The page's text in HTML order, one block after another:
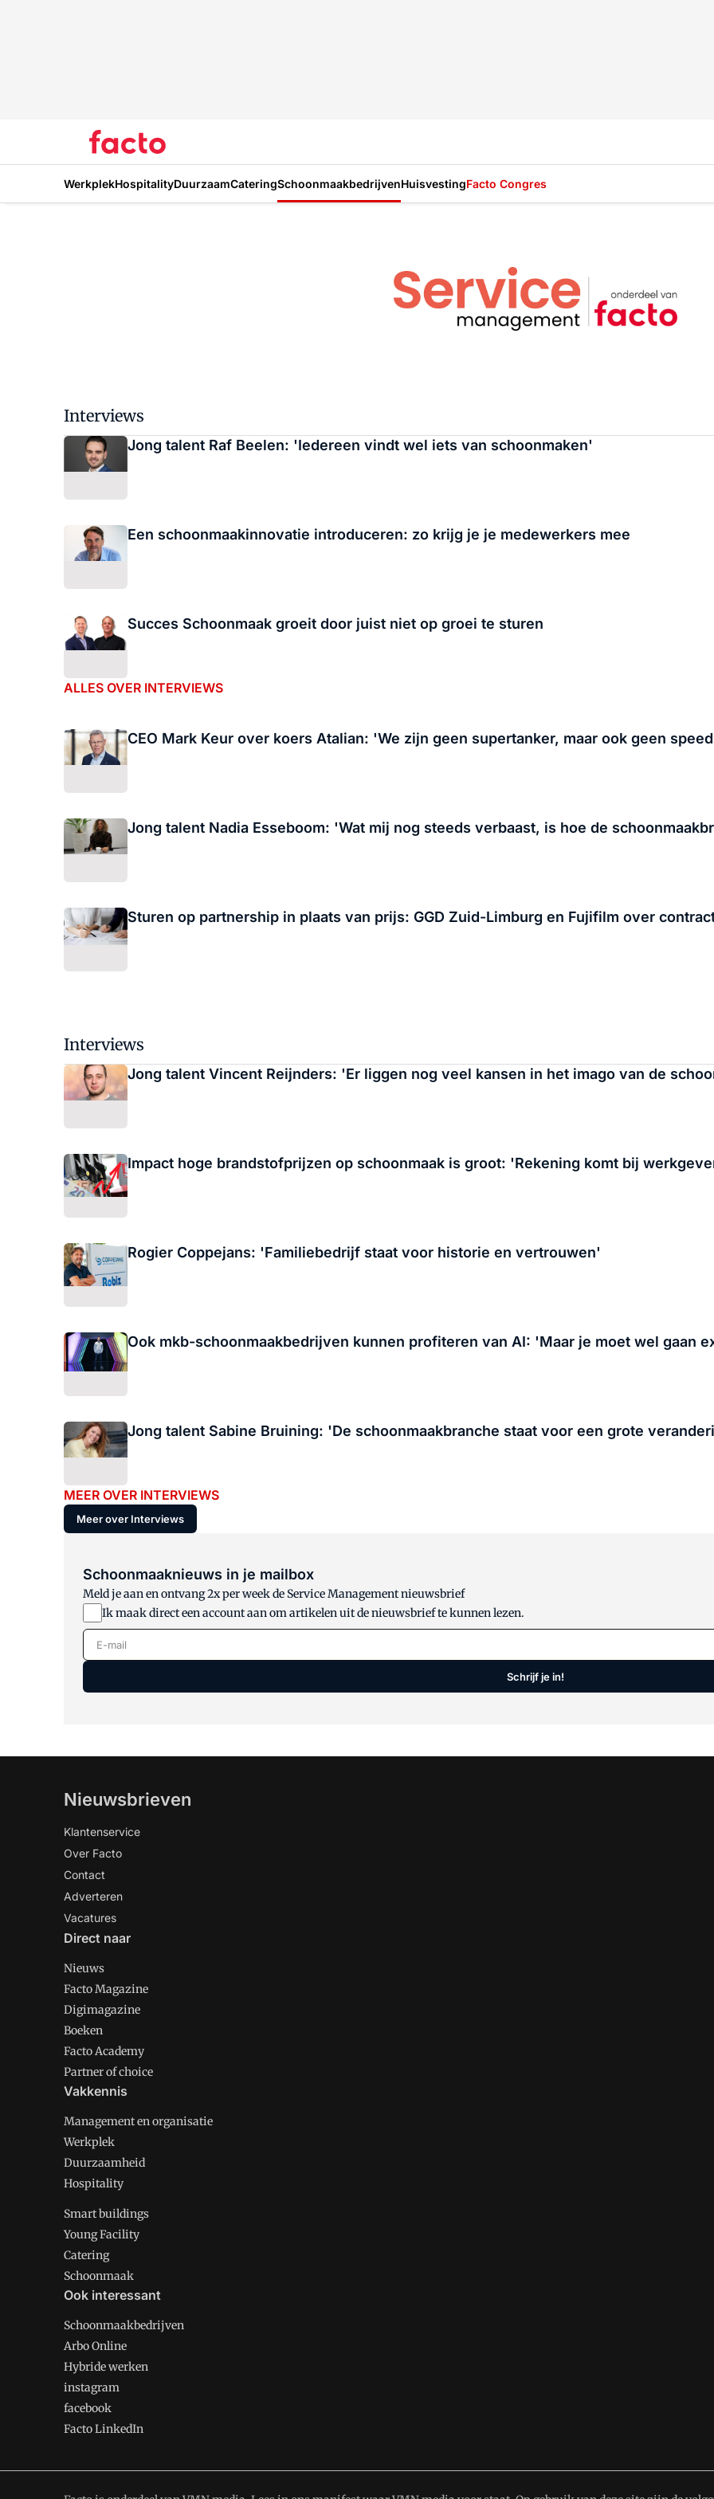
WerkplekHospitalityDuurzaamCateringSchoonmaakbedrijvenHuisvestingFacto Congres
Interviews
Jong talent Raf Beelen: 'Iedereen vindt wel iets van schoonmaken'
Een schoonmaakinnovatie introduceren: zo krijg je je medewerkers mee
Succes Schoonmaak groeit door juist niet op groei te sturen
ALLES OVER INTERVIEWS
CEO Mark Keur over koers Atalian: 'We zijn geen supertanker, maar ook geen
Jong talent Nadia Esseboom: 'Wat mij nog steeds verbaast, is hoe de
Sturen op partnership in plaats van prijs: GGD Zuid-Limburg en Fujifilm over
Interviews
Jong talent Vincent Reijnders: 'Er liggen nog veel kansen in het imago van de
Impact hoge brandstofprijzen op schoonmaak is groot: 'Rekening komt bij
Rogier Coppejans: 'Familiebedrijf staat voor historie en vertrouwen'
Ook mkb-schoonmaakbedrijven kunnen profiteren van AI: 'Maar je moet wel gaan
Jong talent Sabine Bruining: 'De schoonmaakbranche staat voor een grote
MEER OVER INTERVIEWS
Meer over Interviews
Schoonmaaknieuws in je mailbox
Meld je aan en ontvang 2x per week de Service Management nieuwsbrief
Ik maak direct een account aan om artikelen uit de nieuwsbrief te kunnen lezen.
E-mail
Schrijf je in!
Nieuwsbrieven
Klantenservice
Over Facto
Contact
Adverteren
Vacatures
Direct naar
Nieuws
Facto Magazine
Digimagazine
Boeken
Facto Academy
Partner of choice
Vakkennis
Management en organisatie
Werkplek
Duurzaamheid
Hospitality
Smart buildings
Young Facility
Catering
Schoonmaak
Ook interessant
Schoonmaakbedrijven
Arbo Online
Hybride werken
instagram
facebook
Facto LinkedIn